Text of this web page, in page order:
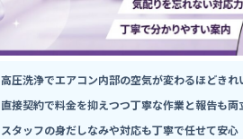
高圧洗浄でエアコン内部の空気が変わるほどきれ
直接契約で料金を抑えつつ丁寧な作業と報告も両
スタッフの身だしなみや対応も丁寧で任せて安心